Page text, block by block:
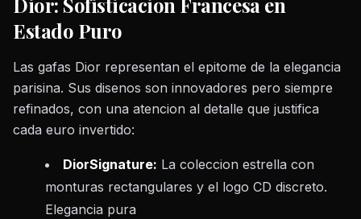
Estado Puro
Las gafas Dior representan el epitome de la elegancia
parisina. Sus disenos son innovadores pero siempre
refinados, con una atencion al detalle que justifica
cada euro invertido:
DiorSignature: La coleccion estrella con
monturas rectangulares y el logo CD discreto.
Elegancia pura